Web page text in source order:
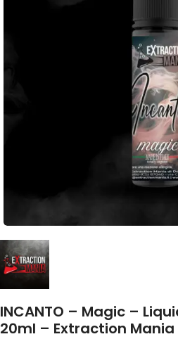
INCANTO – Magic –
20ml – Extraction Mania